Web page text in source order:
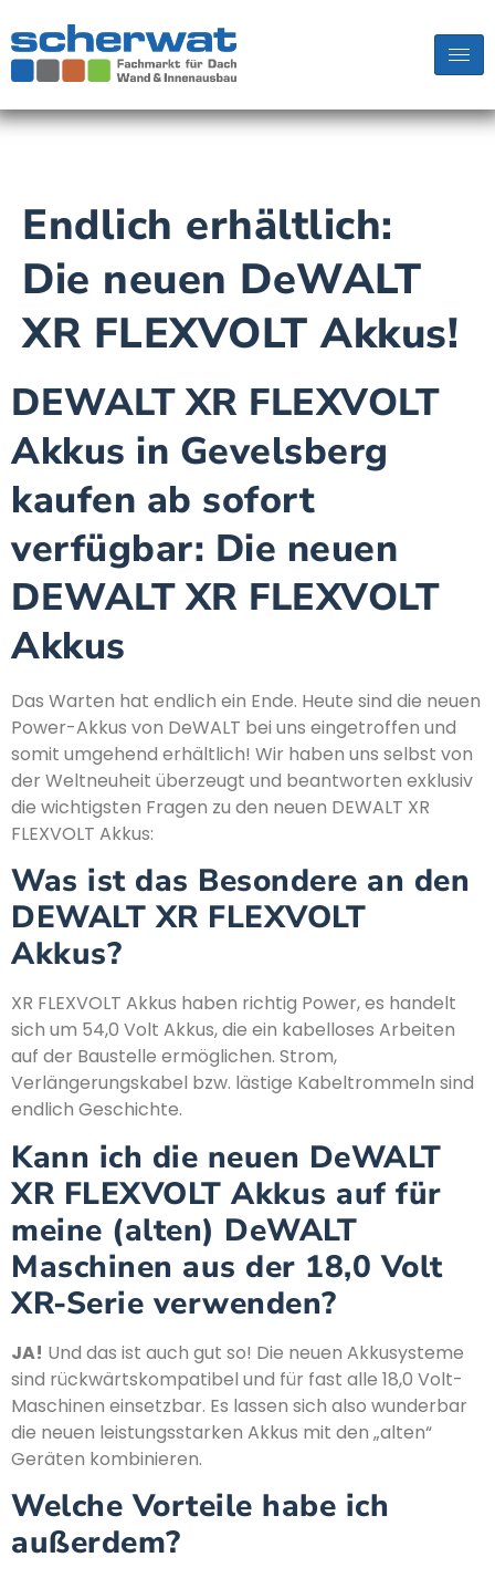
Endlich erhältlich:
Die neuen DeWALT
XR FLEXVOLT Akkus!
DEWALT XR FLEXVOLT
Akkus in Gevelsberg
kaufen ab sofort
verfügbar: Die neuen
DEWALT XR FLEXVOLT
Akkus
Das Warten hat endlich ein Ende. Heute sind die neuen
Power-Akkus von DeWALT bei uns eingetroffen und
somit umgehend erhältlich! Wir haben uns selbst von
der Weltneuheit überzeugt und beantworten exklusiv
die wichtigsten Fragen zu den neuen DEWALT XR
FLEXVOLT Akkus:
Was ist das Besondere an den
DEWALT XR FLEXVOLT
Akkus?
XR FLEXVOLT Akkus haben richtig Power, es handelt
sich um 54,0 Volt Akkus, die ein kabelloses Arbeiten
auf der Baustelle ermöglichen. Strom,
Verlängerungskabel bzw. lästige Kabeltrommeln sind
endlich Geschichte.
Kann ich die neuen DeWALT
XR FLEXVOLT Akkus auf für
meine (alten) DeWALT
Maschinen aus der 18,0 Volt
XR-Serie verwenden?
JA! Und das ist auch gut so! Die neuen Akkusysteme
sind rückwärtskompatibel und für fast alle 18,0 Volt-
Maschinen einsetzbar. Es lassen sich also wunderbar
die neuen leistungsstarken Akkus mit den „alten“
Geräten kombinieren.
Welche Vorteile habe ich
außerdem?